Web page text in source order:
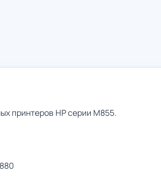
принтеров HP серии M855.